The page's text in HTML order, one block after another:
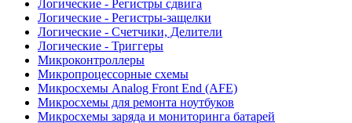
Логические - Регистры сдвига
Логические - Регистры-защелки
Логические - Счетчики, Делители
Логические - Триггеры
Микроконтроллеры
Микропроцессорные схемы
Микросхемы Analog Front End (AFE)
Микросхемы для ремонта ноутбуков
Микросхемы заряда и мониторинга батарей